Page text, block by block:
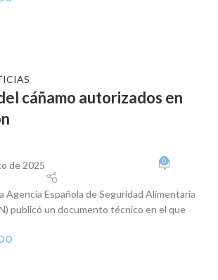
cáñamo autorizados en
de 2025 0
Agencia Española de Seguridad Alimentaria
publicó un documento técnico en el que